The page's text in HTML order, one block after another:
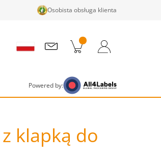
Osobista obsługa klienta
Powered by:
klapką do